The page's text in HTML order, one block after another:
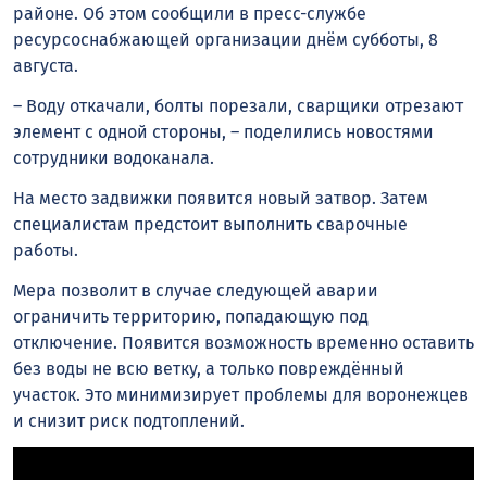
районе. Об этом сообщили в пресс-службе
ресурсоснабжающей организации днём субботы, 8
августа.
– Воду откачали, болты порезали, сварщики отрезают
элемент с одной стороны, – поделились новостями
сотрудники водоканала.
На место задвижки появится новый затвор. Затем
специалистам предстоит выполнить сварочные
работы.
Мера позволит в случае следующей аварии
ограничить территорию, попадающую под
отключение. Появится возможность временно оставить
без воды не всю ветку, а только повреждённый
участок. Это минимизирует проблемы для воронежцев
и снизит риск подтоплений.